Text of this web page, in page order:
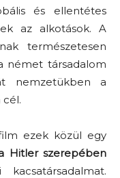
és ellentétes
az alkotások. A
természetesen
német társadalom
nemzetükben a
cél.
ezek közül egy
Hitler szerepében